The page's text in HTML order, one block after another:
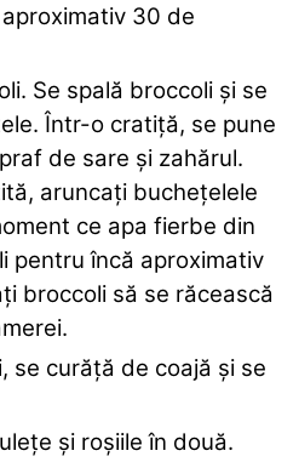
30 de
Se spală broccoli și se
Într-o cratiță, se pune
de sare și zahărul.
aruncați buchețelele
ce apa fierbe din
pentru încă aproximativ
broccoli să se răcească
se curăță de coajă și se
și roșiile în două.